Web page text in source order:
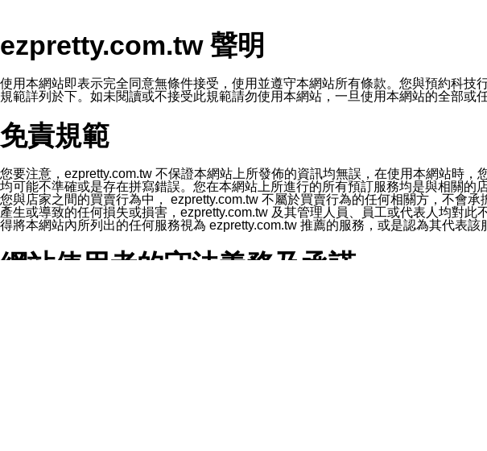
本公司/本服務將以通知型訊息傳送重要訊息給您。即使未加入本公司/本服務好友
本公司/本服務傳送之通知型訊息以對您有效且重要的訊息為限，以廣告或其他目
2.該 LINE 帳號已在 LINE APP 設定中，同意接收通知型訊息。
3.LINE 帳號未封鎖傳送訊息之 LINE 官方帳號。
欲變更通知型訊息的設定，操作如下：
1.點選「主頁」＞「設定」
2.點選「隱私設定」
3.點選「提供使用資料」
5.開關「接收LINE通知型訊息」
❗️關閉「接收通知型訊息」後，將不會接收到來自任何企業官方帳號或認證官方帳
ezpretty.com.tw 聲明
使用本網站即表示完全同意無條件接受，使用並遵守本網站所有條款。您與預約科
規範詳列於下。如未閱讀或不接受此規範請勿使用本網站，一旦使用本網站的全部或
免責規範
您要注意，ezpretty.com.tw 不保證本網站上所發佈的資訊均無誤，在使用本網站時
均可能不準確或是存在拼寫錯誤。您在本網站上所進行的所有預訂服務均是與相關
您與店家之間的買賣行為中， ezpretty.com.tw 不屬於買賣行為的任何相關方，不會
產生或導致的任何損失或損害，ezpretty.com.tw 及其管理人員、員工或代表人均對
得將本網站內所列出的任何服務視為 ezpretty.com.tw 推薦的服務，或是認為其代表
網站使用者的守法義務及承諾